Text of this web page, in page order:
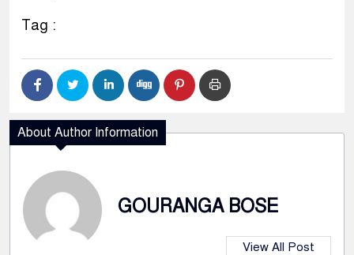
Tag :
About Author Information
GOURANGA BOSE
View All Post